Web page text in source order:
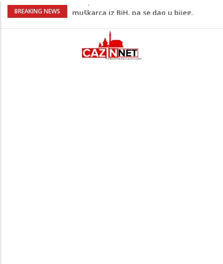
BREAKING NEWS
Bomba koju niko nije očekivao: Liverpool
Evo kakvo će danas vrijeme biti u BiH
Novo upozorenje iz Irana: Ne želimo
napadati susjedne zemlje, ali ćemo